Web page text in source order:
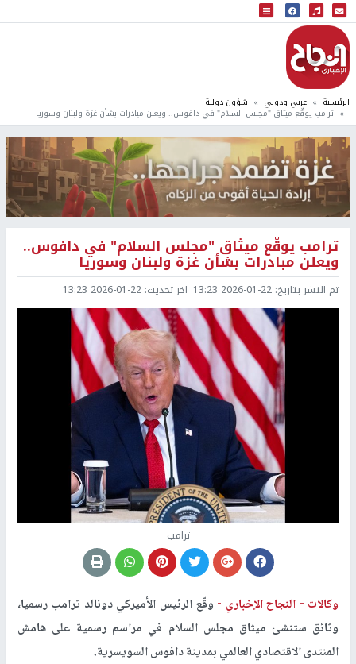
البث المباشر
إذاعة النجاح
الرئيسية عربي ودولي شؤون دولية
ترامب يوقّع ميثاق "مجلس السلام" في دافوس.. ويعلن مبادرات بشأن غزة ولبنان وسوريا
ترامب يوقّع ميثاق "مجلس السلام" في دافوس..
ويعلن مبادرات بشأن غزة ولبنان وسوريا
تم النشر بتاريخ: 2026-01-22 13:23 اخر تحديث: 2026-01-22 13:23
ترامب
وكالات - النجاح الإخباري - وقّع الرئيس الأميركي دونالد ترامب رسميا،
وثائق ستنشئ ميثاق مجلس السلام في مراسم رسمية على هامش
المنتدى الاقتصادي العالمي بمدينة دافوس السويسرية.